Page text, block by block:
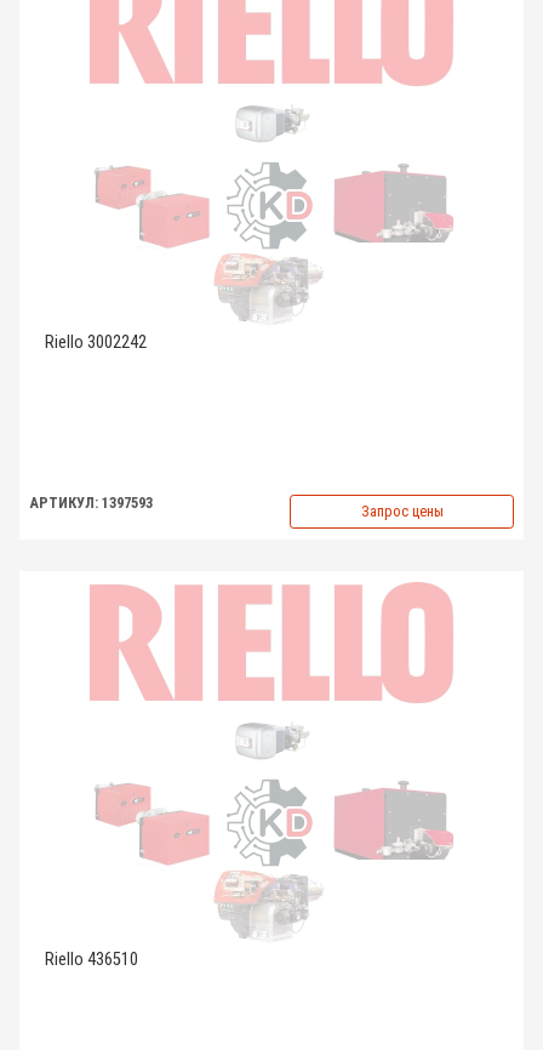
Riello 3002242
АРТИКУЛ: 1397593 Запрос цены
Riello 436510